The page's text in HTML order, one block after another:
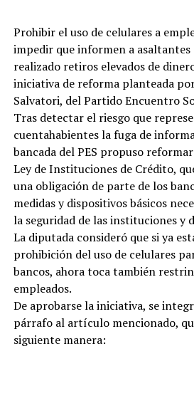
Prohibir el uso de celulares a
impedir que informen a asaltantes
realizado retiros elevados de
iniciativa de reforma planteada
Salvatori, del Partido Encuentro
Tras detectar el riesgo que
cuentahabientes la fuga de
bancada del PES propuso
Ley de Instituciones de Crédito,
una obligación de parte de los
medidas y dispositivos básicos
la seguridad de las instituciones y
La diputada consideró que si ya
prohibición del uso de celulares
bancos, ahora toca también
empleados.
De aprobarse la iniciativa, se
párrafo al artículo mencionado,
siguiente manera: